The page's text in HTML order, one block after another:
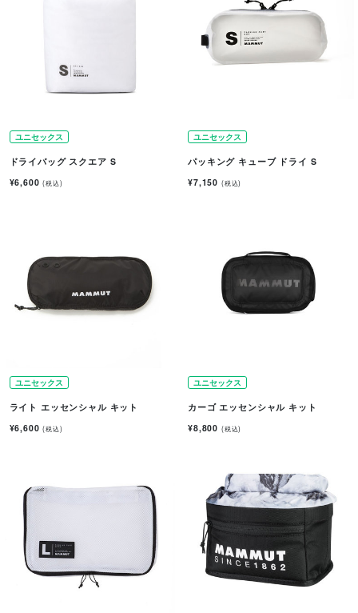
ユニセックス
ドライバッグ スクエア S
¥6,600(税込)
ユニセックス
パッキング キューブ ドライ S
¥7,150 (税込)
ユニセックス
ライト エッセンシャル キット
¥6,600(税込)
ユニセックス
カーゴ エッセンシャル キット
¥8,800 (税込)